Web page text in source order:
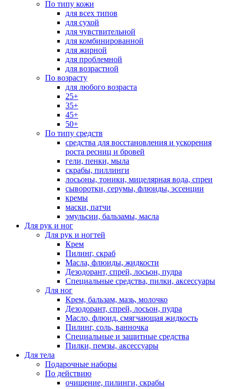
По типу кожи
для всех типов
для сухой
для чувствительной
для комбинированной
для жирной
для проблемной
для возрастной
По возрасту
для любого возраста
25+
35+
45+
50+
По типу средств
средства для восстановления и ускорения
роста ресниц и бровей
гели, пенки, мыла
скрабы, пиллинги
лосьоны, тоники, мицелярная вода, спреи
сыворотки, серумы, флюиды, эссенции
кремы
маски, патчи
эмульсии, бальзамы, масла
Для рук и ног
Для рук и ногтей
Крем
Пилинг, скраб
Масла, флюиды, жидкости
Дезодорант, спрей, лосьон, пудра
Специальные средства, пилки, аксессуары
Для ног
Крем, бальзам, мазь, молочко
Дезодорант, спрей, лосьон, пудра
Масло, флюид, смягчающая жидкость
Пилинг, соль, ванночка
Специальные и защитные средства
Пилки, пемзы, аксессуары
Для тела
Подарочные наборы
По действию
очищение, пилинги, скрабы